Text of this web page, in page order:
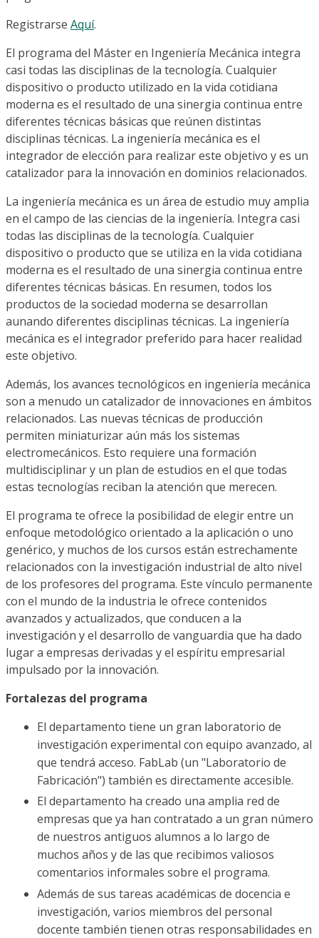
Registrarse Aquí.
El programa del Máster en Ingeniería Mecánica integra
casi todas las disciplinas de la tecnología. Cualquier
dispositivo o producto utilizado en la vida cotidiana
moderna es el resultado de una sinergia continua entre
diferentes técnicas básicas que reúnen distintas
disciplinas técnicas. La ingeniería mecánica es el
integrador de elección para realizar este objetivo y es un
catalizador para la innovación en dominios relacionados.
La ingeniería mecánica es un área de estudio muy amplia
en el campo de las ciencias de la ingeniería. Integra casi
todas las disciplinas de la tecnología. Cualquier
dispositivo o producto que se utiliza en la vida cotidiana
moderna es el resultado de una sinergia continua entre
diferentes técnicas básicas. En resumen, todos los
productos de la sociedad moderna se desarrollan
aunando diferentes disciplinas técnicas. La ingeniería
mecánica es el integrador preferido para hacer realidad
este objetivo.
Además, los avances tecnológicos en ingeniería mecánica
son a menudo un catalizador de innovaciones en ámbitos
relacionados. Las nuevas técnicas de producción
permiten miniaturizar aún más los sistemas
electromecánicos. Esto requiere una formación
multidisciplinar y un plan de estudios en el que todas
estas tecnologías reciban la atención que merecen.
El programa te ofrece la posibilidad de elegir entre un
enfoque metodológico orientado a la aplicación o uno
genérico, y muchos de los cursos están estrechamente
relacionados con la investigación industrial de alto nivel
de los profesores del programa. Este vínculo permanente
con el mundo de la industria le ofrece contenidos
avanzados y actualizados, que conducen a la
investigación y el desarrollo de vanguardia que ha dado
lugar a empresas derivadas y el espíritu empresarial
impulsado por la innovación.
Fortalezas del programa
El departamento tiene un gran laboratorio de
investigación experimental con equipo avanzado, al
que tendrá acceso. FabLab (un "Laboratorio de
Fabricación") también es directamente accesible.
El departamento ha creado una amplia red de
empresas que ya han contratado a un gran número
de nuestros antiguos alumnos a lo largo de
muchos años y de las que recibimos valiosos
comentarios informales sobre el programa.
Además de sus tareas académicas de docencia e
investigación, varios miembros del personal
docente también tienen otras responsabilidades en